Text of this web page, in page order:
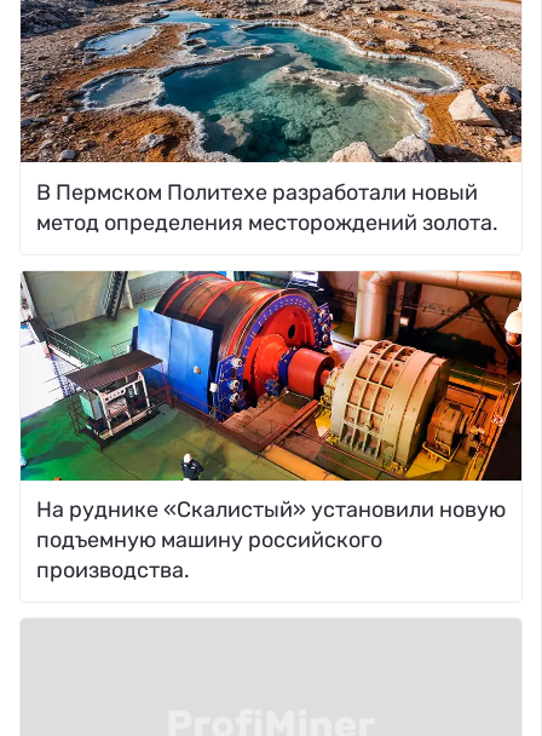
В Пермском Политехе разработали новый
метод определения месторождений золота.
На руднике «Скалистый» установили новую
подъемную машину российского
производства.